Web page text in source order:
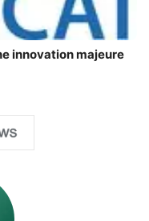
innovation majeure